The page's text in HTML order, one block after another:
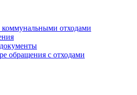
отходами
обращения с отходами